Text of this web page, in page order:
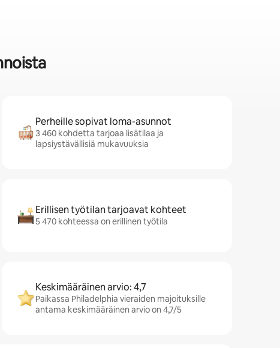
Perheille sopivat loma-asunnot
3 460 kohdetta tarjoaa lisätilaa ja
lapsiystävällisiä mukavuuksia
Erillisen työtilan tarjoavat kohteet
5 470 kohteessa on erillinen työtila
Keskimääräinen arvio: 4,7
Paikassa Philadelphia vieraiden majoituksille
antama keskimääräinen arvio on 4,7/5